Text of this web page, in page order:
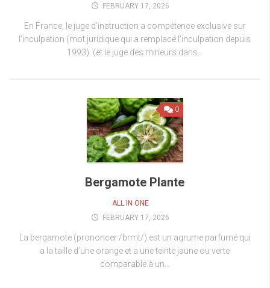
FEBRUARY 17, 2026
En France, le juge d’instruction a compétence exclusive sur
l’inculpation (mot juridique qui a remplacé l’inculpation depuis
1993). (et le juge des mineurs dans...
0
Bergamote Plante
ALL IN ONE
FEBRUARY 17, 2026
La bergamote (prononcer /brmt/) est un agrume parfumé qui
a la taille d’une orange et a une teinte jaune ou verte
comparable à un...